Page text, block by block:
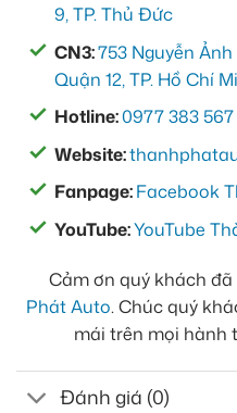
9, TP. Thủ Đức
CN3:753 Nguyễn
Quận 12, TP. Hồ Chí
Hotline:0977 383 567
Website:
Fanpage:Facebook
YouTube:YouTube
Cảm ơn quý khách
Phát Auto. Chúc quý
mái trên mọi hành
Đánh giá (0)